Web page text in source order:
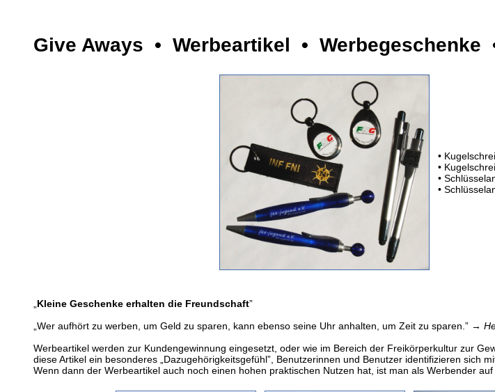
Give Aways • Werbeartikel • Werbegeschenke
•
•
•
•
Kleine Geschenke erhalten die Freundschaft”
„Wer aufhört zu werben, um Geld zu sparen, kann ebenso seine Uhr anhalten, um Zeit zu sparen.” →
Werbeartikel werden zur Kundengewinnung eingesetzt, oder wie im Bereich der Freikörperkultur zur
diese Artikel ein besonderes „Dazugehörigkeitsgefühl”, Benutzerinnen und Benutzer identifizieren sich
Wenn dann der Werbeartikel auch noch einen hohen praktischen Nutzen hat, ist man als Werbender auf